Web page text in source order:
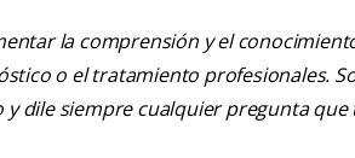
la comprensión y el
o el tratamiento profesionales.
dile siempre cualquier pregunta